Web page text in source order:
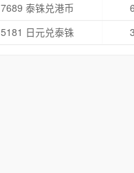
7689 泰铢兑港币
5181 日元兑泰铢